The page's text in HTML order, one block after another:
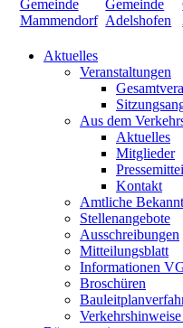
Aktuelles
Veranstaltungen
Aus dem
Aktuelles
Mitglieder
Kontakt
Amtliche
Stellenangebote
Ausschreibungen
Mitteilungsblatt
Informationen
Broschüren